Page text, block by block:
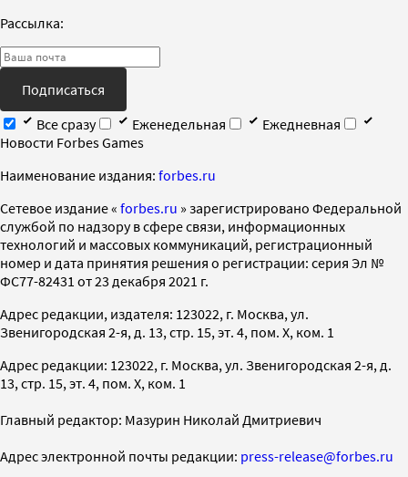
Рассылка:
Подписаться
Все сразу
Еженедельная
Ежедневная
Новости Forbes Games
Наименование издания: forbes.ru
Cетевое издание « forbes.ru » зарегистрировано Федеральной
службой по надзору в сфере связи, информационных
технологий и массовых коммуникаций, регистрационный
номер и дата принятия решения о регистрации: серия Эл №
ФС77-82431 от 23 декабря 2021 г.
Адрес редакции, издателя: 123022, г. Москва, ул.
Звенигородская 2-я, д. 13, стр. 15, эт. 4, пом. X, ком. 1
Адрес редакции: 123022, г. Москва, ул. Звенигородская 2-я, д.
13, стр. 15, эт. 4, пом. X, ком. 1
Главный редактор: Мазурин Николай Дмитриевич
Адрес электронной почты редакции: press-release@forbes.ru